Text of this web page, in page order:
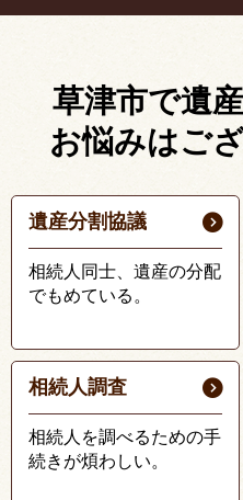
草津市で遺
お悩みはご
遺産分割協議
相続人同士、遺産の分配
でもめている。
相続人調査
相続人を調べるための手
続きが煩わしい。